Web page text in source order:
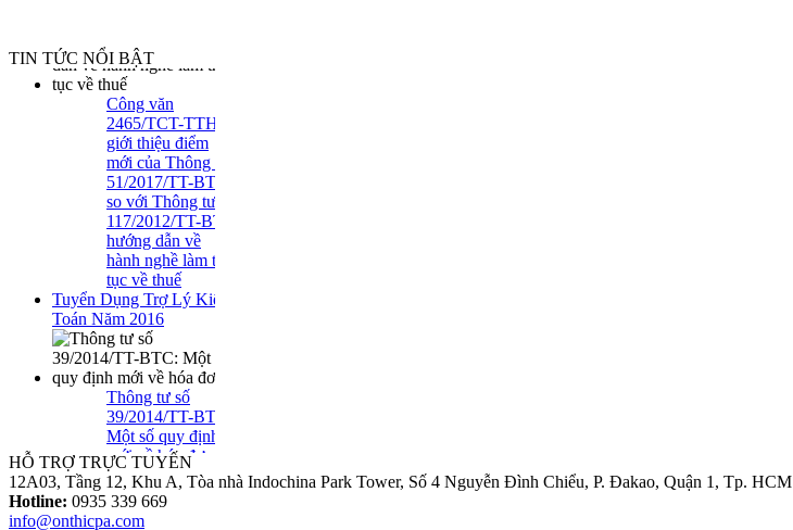
TIN TỨC NỔI BẬT
Công văn
2465/TCT-TTHT
giới thiệu điểm
mới của Thông tư
51/2017/TT-BTC
so với Thông tư
117/2012/TT-BTC
hướng dẫn về
hành nghề làm thủ
tục về thuế
Tuyển Dụng Trợ Lý Kiểm
Toán Năm 2016
Thông tư số
39/2014/TT-BTC:
Một số quy định
mới về hóa đơn..
Loại Trừ Giao
HỖ TRỢ TRỰC TUYẾN
12A03, Tầng 12, Khu A, Tòa nhà Indochina Park Tower, Số 4 Nguyễn Đình Chiểu, P. Đakao, Quận 1, Tp. HCM
Hotline: 0935 339 669
info@onthicpa.com